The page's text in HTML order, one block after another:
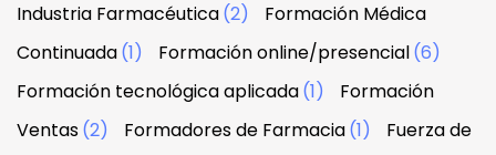
Industria Farmacéutica(2)
Formación Médica
Continuada(1) Formación online/presencial(6)
Formación tecnológica aplicada(1)
Formación
Ventas(2) Formadores de Farmacia(1)
Fuerza de